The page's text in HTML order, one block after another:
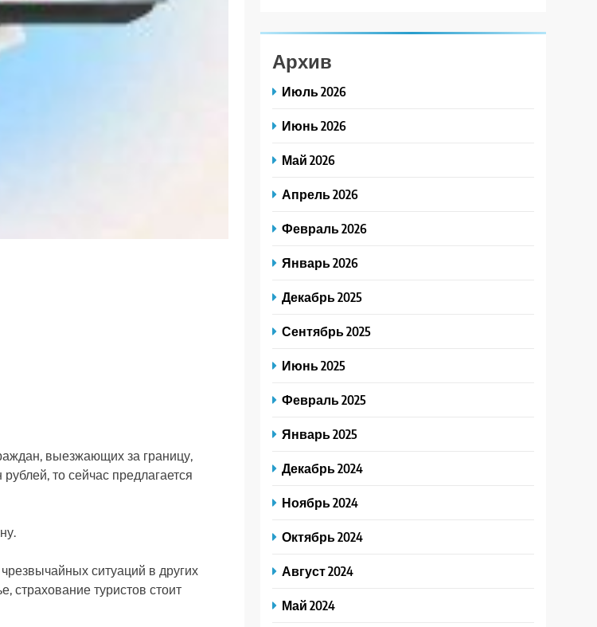
выезжающих за границу,
то сейчас предлагается
ситуаций в других
страхование туристов стоит
Архив
Июль 2026
Июнь 2026
Май 2026
Апрель 2026
Февраль 2026
Январь 2026
Декабрь 2025
Сентябрь 2025
Июнь 2025
Февраль 2025
Январь 2025
Декабрь 2024
Ноябрь 2024
Октябрь 2024
Август 2024
Май 2024